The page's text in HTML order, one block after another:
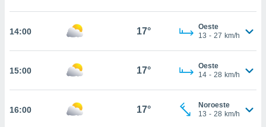
ou
a nossa
CONTINUAR
14:00 17°
Oeste
13 - 27 km/h
15:00 17°
Oeste
14 - 28 km/h
16:00 17°
Noroeste
13 - 28 km/h